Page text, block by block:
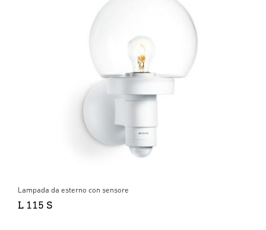
Lampada da esterno con sensore
L 115 S